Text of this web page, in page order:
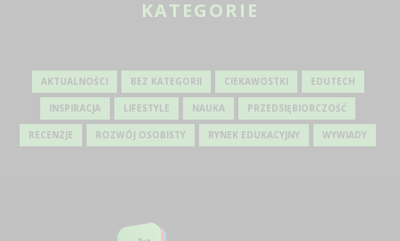
KATEGORIE
AKTUALNOŚCI BEZ KATEGORII CIEKAWOSTKI EDUTECH
INSPIRACJA LIFESTYLE NAUKA PRZEDSIĘBIORCZOŚĆ
RECENZJE ROZWÓJ OSOBISTY RYNEK EDUKACYJNY WYWIADY